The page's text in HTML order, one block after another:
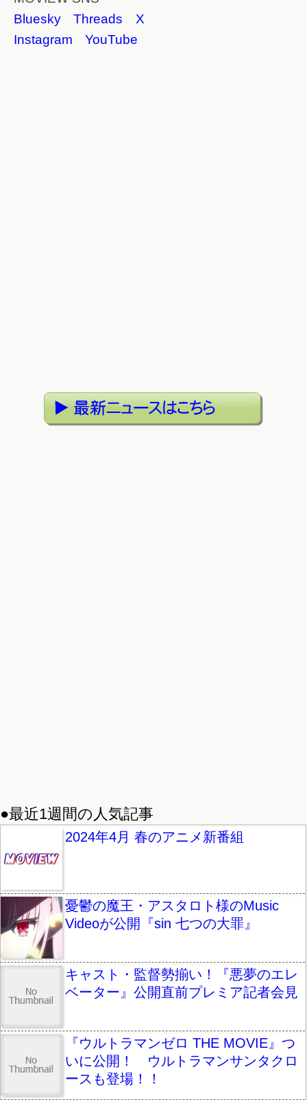
Bluesky
Threads
X
Instagram
YouTube
●最近1週間の人気記事
2024年4月 春のアニメ新番組
憂鬱の魔王・アスタロト様のMusic
Videoが公開『sin 七つの大罪』
キャスト・監督勢揃い！『悪夢のエレ
ベーター』公開直前プレミア記者会見
『ウルトラマンゼロ THE MOVIE』つ
いに公開！ ウルトラマンサンタクロ
ースも登場！！